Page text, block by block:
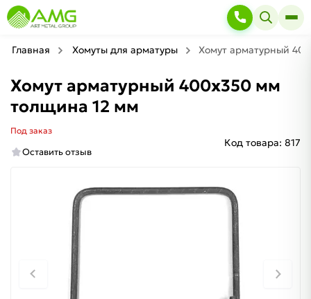
Главная Хомуты для арматуры Хомут арматурный
Хомут арматурный 400х350 мм
толщина 12 мм
Под заказ
Оставить отзыв
Код товара: 817